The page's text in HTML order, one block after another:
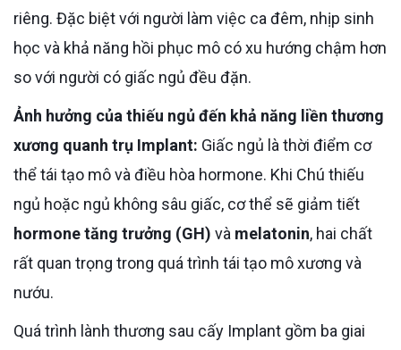
riêng. Đặc biệt với người làm việc ca đêm, nhịp sinh
học và khả năng hồi phục mô có xu hướng chậm hơn
so với người có giấc ngủ đều đặn.
Ảnh hưởng của thiếu ngủ đến khả năng liền thương
xương quanh trụ Implant: Giấc ngủ là thời điểm cơ
thể tái tạo mô và điều hòa hormone. Khi Chú thiếu
ngủ hoặc ngủ không sâu giấc, cơ thể sẽ giảm tiết
hormone tăng trưởng (GH) và melatonin, hai chất
rất quan trọng trong quá trình tái tạo mô xương và
nướu.
Quá trình lành thương sau cấy Implant gồm ba giai